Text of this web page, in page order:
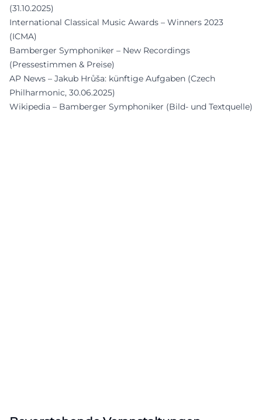
(31.10.2025)
International Classical Music Awards – Winners 2023
(ICMA)
Bamberger Symphoniker – New Recordings
(Pressestimmen & Preise)
AP News – Jakub Hrůša: künftige Aufgaben (Czech
Philharmonic, 30.06.2025)
Wikipedia – Bamberger Symphoniker (Bild- und Textquelle)